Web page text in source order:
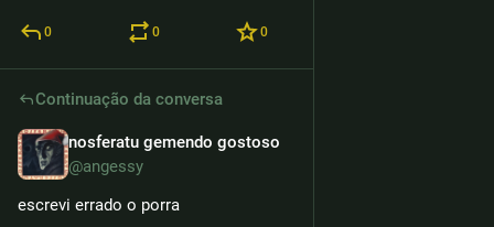
0 0 0
Continuação da conversa
nosferatu gemendo gostoso
@angessy
escrevi errado o porra